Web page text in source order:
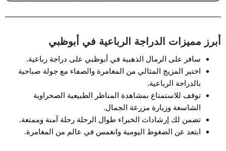
أبرز مميزات الدراجة الرباعية في أبوظبي
سافر على الرمال الذهبية في أبوظبي على دراجة رباعية.
اختبر المزيج المثالي من المغامرة والصفاء مع جولة صباحية
بالدراجة الرباعية.
توقف للاستمتاع بمشاهدة المناظر الطبيعية الصحراوية
الشاسعة وزيارة مزرعة الجمال.
تضمن لك إرشادات الخبراء طوال الرحلة رحلة آمنة وممتعة.
ابتعد عن الضغوط اليومية وانغمس في عالم من المغامرة.